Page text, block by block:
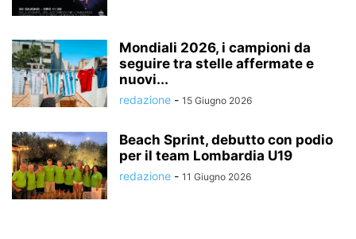
Mondiali 2026, i campioni da
seguire tra stelle affermate e
nuovi...
redazione - 15 Giugno 2026
Beach Sprint, debutto con podio
per il team Lombardia U19
redazione - 11 Giugno 2026